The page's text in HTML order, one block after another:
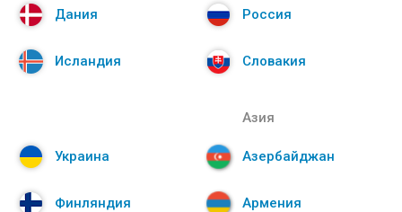
Дания
Исландия
Россия
Словакия
Украина
Финляндия
Азия
Азербайджан
Армения